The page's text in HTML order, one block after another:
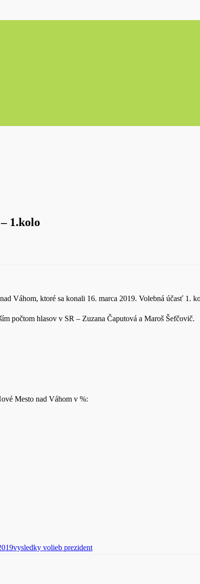
1.kolo
Váhom, ktoré sa konali 16. marca 2019. Volebná účasť 1.
počtom hlasov v SR – Zuzana Čaputová a Maroš Šefčovič.
Mesto nad Váhom v %:
vysledky volieb prezident